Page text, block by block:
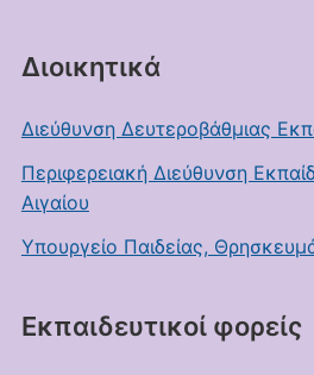
Διοικητικά
Διεύθυνση Δευτεροβάθμιας
Περιφερειακή Διεύθυνση
Αιγαίου
Υπουργείο Παιδείας,
Εκπαιδευτικοί φορείς